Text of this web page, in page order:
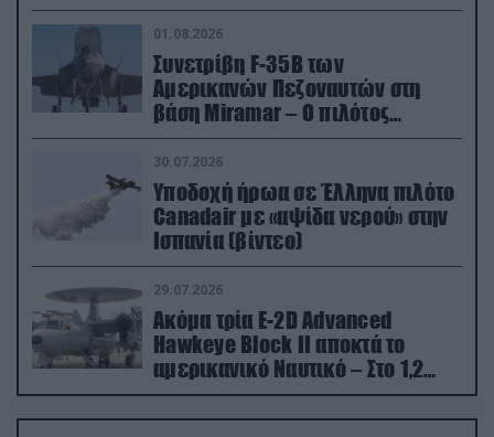
01.08.2026
Συνετρίβη F-35B των
Αμερικανών Πεζοναυτών στη
βάση Miramar – Ο πιλότος
εκτινάχθηκε εγκαίρως
30.07.2026
Υποδοχή ήρωα σε Έλληνα πιλότο
Canadair με «αψίδα νερού» στην
Ισπανία (βίντεο)
29.07.2026
Ακόμα τρία E-2D Advanced
Hawkeye Block II αποκτά το
αμερικανικό Ναυτικό – Στο 1,2
δισ.δολάρια το κόστος